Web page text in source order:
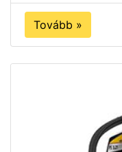
Tovább »